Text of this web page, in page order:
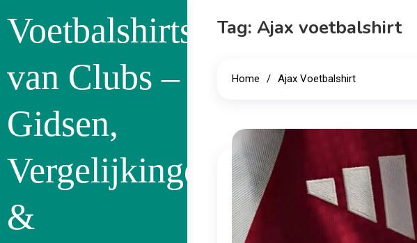
content
Voetbalshirts
van Clubs –
Gidsen,
Vergelijkingen
&
Tag: Ajax voetbalshirt
Home Ajax Voetbalshirt